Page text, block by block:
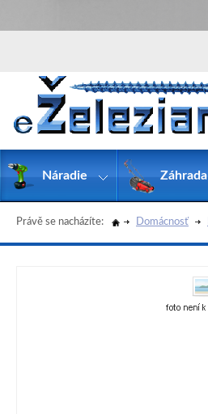
Právě se nacházíte: Domácnosť
Náradie Záhrada